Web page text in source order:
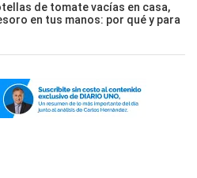
de tomate vacías en casa,
en tus manos: por qué y para